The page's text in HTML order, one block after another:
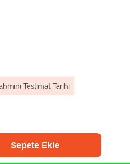
Teslimat Tarihi